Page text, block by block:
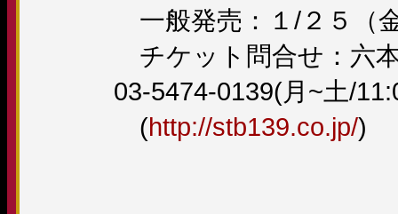
一般発売：１/２５（
チケット問合せ：六
03-5474-0139(月~土/
(http://stb139.co.jp/)